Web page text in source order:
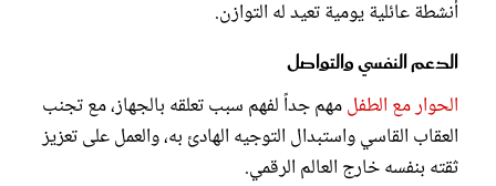
أنشطة عائلية يومية تعيد له التوازن.
الدعم النفسي والتواصل
الحوار مع الطفلمهم جداً لفهم سبب تعلقه بالجهاز، مع تجنب
العقاب القاسي واستبدال التوجيه الهادئ به، والعمل على تعزيز
ثقته بنفسه خارج العالم الرقمي.